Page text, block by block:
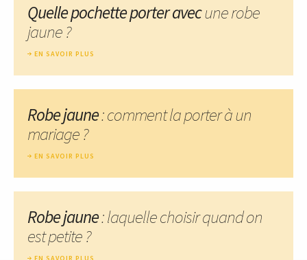
Quelle pochette porter avecune robe
jaune ?
EN SAVOIR PLUS
Robe jaune: comment la porter à un
mariage ?
EN SAVOIR PLUS
Robe jaune: laquelle choisir quand on
est petite ?
EN SAVOIR PLUS